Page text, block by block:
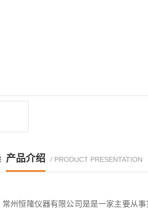
产品介绍 / PRODUCT PRESENTATION
常州恒隆仪器有限公司是是一家主要从